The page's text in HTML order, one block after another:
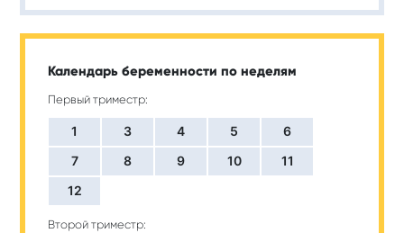
Календарь беременности по неделям
Первый триместр:
1 3 4 5
6
7
8 9 10
11
12
Второй триместр: